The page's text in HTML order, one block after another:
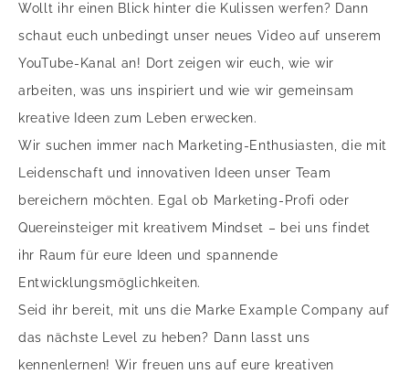
Wollt ihr einen Blick hinter die Kulissen werfen? Dann
schaut euch unbedingt unser neues Video auf unserem
YouTube-Kanal an! Dort zeigen wir euch, wie wir
arbeiten, was uns inspiriert und wie wir gemeinsam
kreative Ideen zum Leben erwecken.
Wir suchen immer nach Marketing-Enthusiasten, die mit
Leidenschaft und innovativen Ideen unser Team
bereichern möchten. Egal ob Marketing-Profi oder
Quereinsteiger mit kreativem Mindset – bei uns findet
ihr Raum für eure Ideen und spannende
Entwicklungsmöglichkeiten.
Seid ihr bereit, mit uns die Marke Example Company auf
das nächste Level zu heben? Dann lasst uns
kennenlernen! Wir freuen uns auf eure kreativen